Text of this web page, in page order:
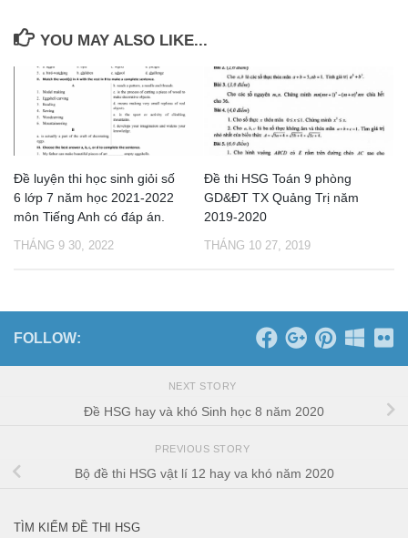
YOU MAY ALSO LIKE...
Đề luyện thi học sinh giỏi số
6 lớp 7 năm học 2021-2022
môn Tiếng Anh có đáp án.
THÁNG 9 30, 2022
Đề thi HSG Toán 9 phòng
GD&ĐT TX Quảng Trị năm
2019-2020
THÁNG 10 27, 2019
FOLLOW:
NEXT STORY
Đề HSG hay và khó Sinh học 8 năm 2020
PREVIOUS STORY
Bộ đề thi HSG vật lí 12 hay va khó năm 2020
TÌM KIẾM ĐỀ THI HSG